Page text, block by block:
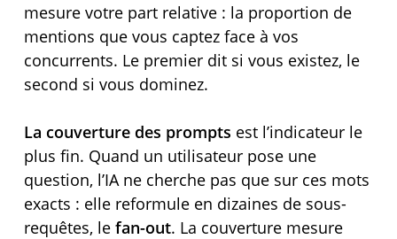
mesure votre part relative : la proportion de
mentions que vous captez face à vos
concurrents. Le premier dit si vous existez, le
second si vous dominez.
La couverture des prompts est l’indicateur le
plus fin. Quand un utilisateur pose une
question, l’IA ne cherche pas que sur ces mots
exacts : elle reformule en dizaines de sous-
requêtes, le fan-out. La couverture mesure